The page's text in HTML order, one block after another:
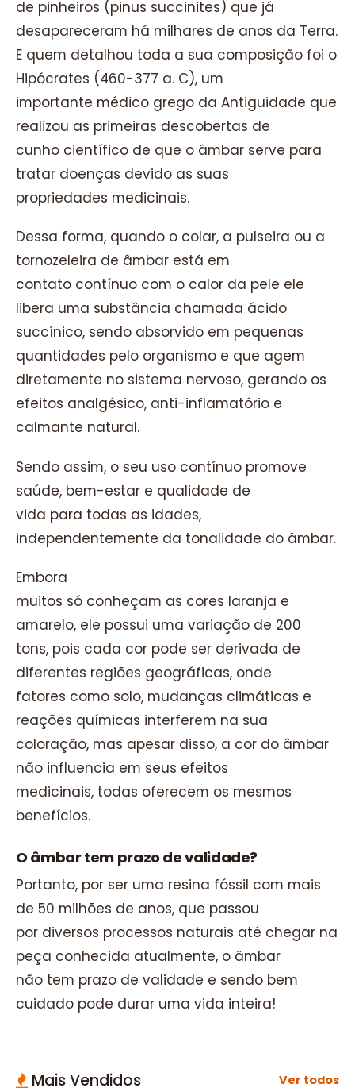
de pinheiros (pinus succinites) que já
desapareceram há milhares de anos da Terra.
E quem detalhou toda a sua composição foi o
Hipócrates (460-377 a. C), um
importante médico grego da Antiguidade que
realizou as primeiras descobertas de
cunho científico de que o âmbar serve para
tratar doenças devido as suas
propriedades medicinais.
Dessa forma, quando o colar, a pulseira ou a
tornozeleira de âmbar está em
contato contínuo com o calor da pele ele
libera uma substância chamada ácido
succínico, sendo absorvido em pequenas
quantidades pelo organismo e que agem
diretamente no sistema nervoso, gerando os
efeitos analgésico, anti-inflamatório e
calmante natural.
Sendo assim, o seu uso contínuo promove
saúde, bem-estar e qualidade de
vida para todas as idades,
independentemente da tonalidade do âmbar.
Embora
muitos só conheçam as cores laranja e
amarelo, ele possui uma variação de 200
tons, pois cada cor pode ser derivada de
diferentes regiões geográficas, onde
fatores como solo, mudanças climáticas e
reações químicas interferem na sua
coloração, mas apesar disso, a cor do âmbar
não influencia em seus efeitos
medicinais, todas oferecem os mesmos
benefícios.
O âmbar tem prazo de validade?
Portanto, por ser uma resina fóssil com mais
de 50 milhões de anos, que passou
por diversos processos naturais até chegar na
peça conhecida atualmente, o âmbar
não tem prazo de validade e sendo bem
cuidado pode durar uma vida inteira!
Mais Vendidos Ver todos